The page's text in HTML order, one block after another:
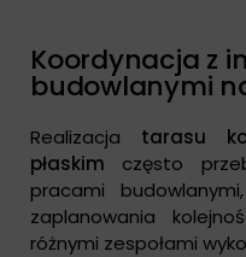
Koordynacja z
budowlanymi
Realizacja tarasu
płaskim często
pracami
zaplanowania
różnymi zespołami